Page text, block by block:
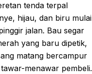
tenda terpal
hijau, dan biru mulai
jalan. Bau segar
yang baru dipetik,
matang bercampur
menawar pembeli.